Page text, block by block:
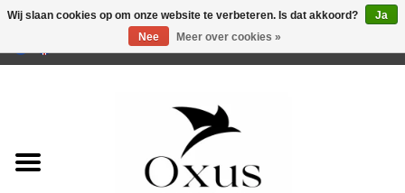
Wij slaan cookies op om onze website te verbeteren. Is dat akkoord?
Ja
Nee
Meer over cookies »